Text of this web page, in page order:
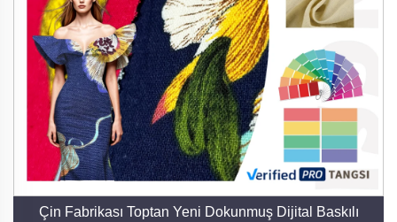
Çin Fabrikası Toptan Yeni Dokunmuş Dijital Baskılı